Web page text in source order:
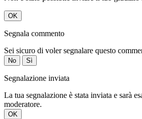
OK
Segnala commento
Sei sicuro di voler segnalare questo
No Sì
Segnalazione inviata
La tua segnalazione è stata inviata e sarà
moderatore.
OK